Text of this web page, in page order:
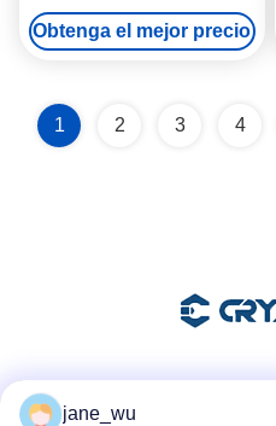
Cubic/Round Applications Up
To 3'' Dia
Obtenga el mejor precio
1 2 3 4
jane_wu